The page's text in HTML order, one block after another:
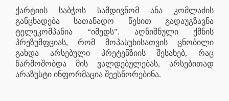
ქარტიის საბჭოს სამდივნომ ანა კომლაძის
განცხადება სათანადო წესით გადაუგზავნა
ტელეკომპანია “იმედს”. აღნიშნული ქმნის
პრეზუმფციას, რომ მოპასუხისათვის ცნობილი
გახდა არსებული პრეტენზიის შესახებ, რაც
წარმოშობდა მის ვალდებულებას, არსებითად
არაზუსტი ინფორმაცია შეესწორებინა.